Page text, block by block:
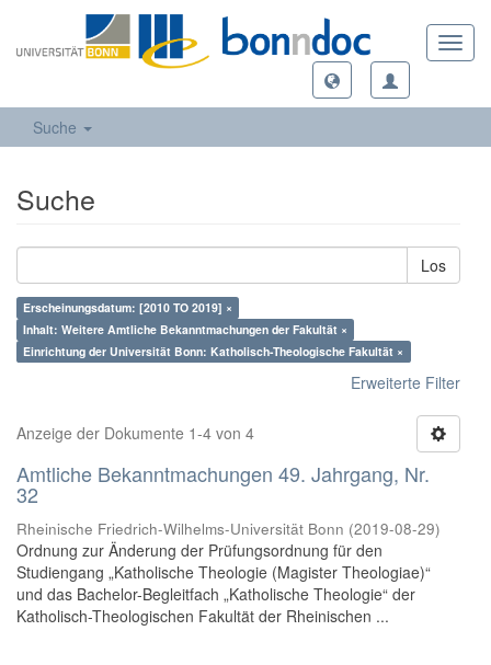
Suche
Suche
Los
Erscheinungsdatum: [2010 TO 2019] ×
Inhalt: Weitere Amtliche Bekanntmachungen der Fakultät ×
Einrichtung der Universität Bonn: Katholisch-Theologische Fakultät ×
Erweiterte Filter
Anzeige der Dokumente 1-4 von 4
Amtliche Bekanntmachungen 49. Jahrgang, Nr.
32
Rheinische Friedrich-Wilhelms-Universität Bonn (2019-08-29)
Ordnung zur Änderung der Prüfungsordnung für den
Studiengang „Katholische Theologie (Magister Theologiae)“
und das Bachelor-Begleitfach „Katholische Theologie“ der
Katholisch-Theologischen Fakultät der Rheinischen ...